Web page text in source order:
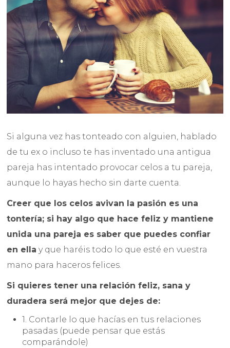
Si alguna vez has tonteado con alguien, hablado
de tu ex o incluso te has inventado una antigua
pareja has intentado provocar celos a tu pareja,
aunque lo hayas hecho sin darte cuenta.
Creer que los celos avivan la pasión es una
tontería; si hay algo que hace feliz y mantiene
unida una pareja es saber que puedes confiar
en ella y que haréis todo lo que esté en vuestra
mano para haceros felices.
Si quieres tener una relación feliz, sana y
duradera será mejor que dejes de:
1. Contarle lo que hacías en tus relaciones
pasadas (puede pensar que estás
comparándole)